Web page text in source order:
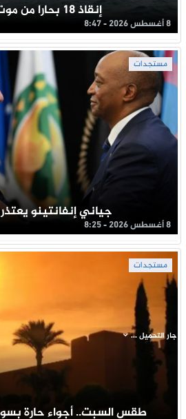
إنقاذ 18 بحارا من موت محقق
8 أغسطس 2026 - 8:47
مستجدات
جياني إنفانتينو
8 أغسطس 2026 - 8:25
مستجدات
طقس السبت.. أجواء حارة
جار التحميل ...